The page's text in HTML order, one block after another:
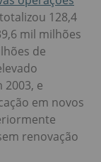
totalizou 128,4
mil milhões
de
e
em novos
renovação